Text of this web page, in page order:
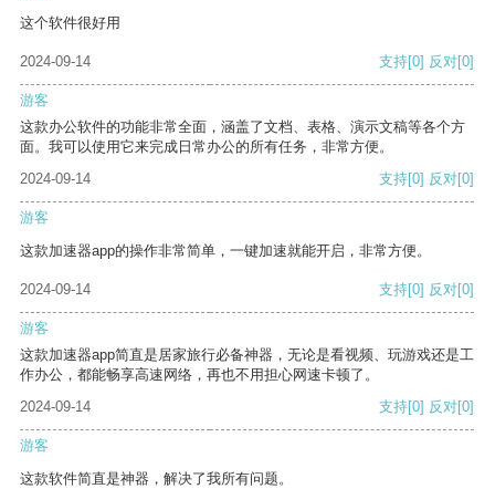
这个软件很好用
2024-09-14 支持[0] 反对[0]
游客
这款办公软件的功能非常全面，涵盖了文档、表格、演示文稿等各个方
面。我可以使用它来完成日常办公的所有任务，非常方便。
2024-09-14
支持[0] 反对[0]
游客
这款加速器app的操作非常简单，一键加速就能开启，非常方便。
2024-09-14 支持[0] 反对[0]
游客
这款加速器app简直是居家旅行必备神器，无论是看视频、玩游戏还是工
作办公，都能畅享高速网络，再也不用担心网速卡顿了。
2024-09-14
支持[0] 反对[0]
游客
这款软件简直是神器，解决了我所有问题。